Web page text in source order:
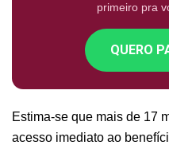
primeiro pra
QUERO
Estima-se que mais de 17
acesso imediato ao